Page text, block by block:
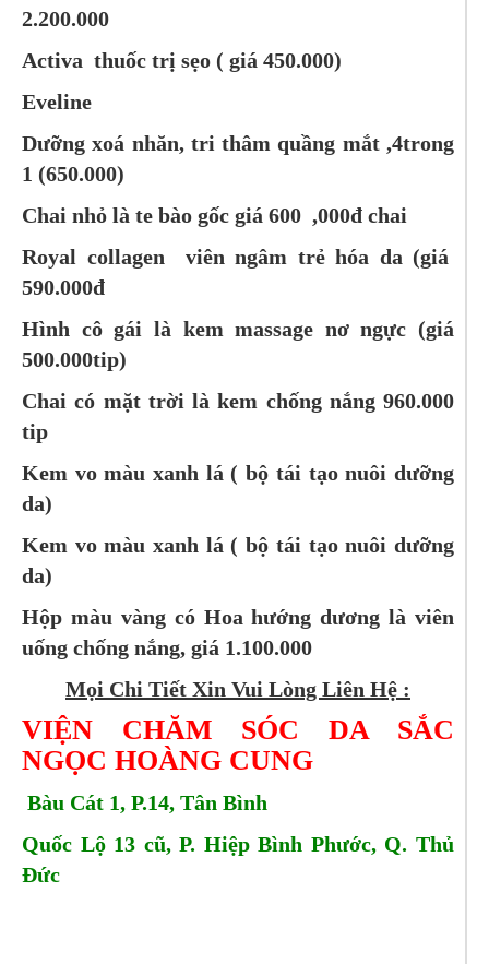
2.200.000
Activa thuốc trị sẹo ( giá 450.000)
Eveline
Dưỡng xoá nhăn, tri thâm quầng mắt ,4trong
1 (650.000)
Chai nhỏ là te bào gốc giá 600 ,000đ chai
Royal collagen viên ngâm trẻ hóa da (giá
590.000đ
Hình cô gái là kem massage nơ ngực (giá
500.000tip)
Chai có mặt trời là kem chống nắng 960.000
tip
Kem vo màu xanh lá ( bộ tái tạo nuôi dưỡng
da)
Kem vo màu xanh lá ( bộ tái tạo nuôi dưỡng
da)
Hộp màu vàng có Hoa hướng dương là viên
uống chống nắng, giá 1.100.000
Mọi Chi Tiết Xin Vui Lòng Liên Hệ :
VIỆN CHĂM SÓC DA SẮC
NGỌC HOÀNG CUNG
Bàu Cát 1, P.14, Tân Bình
Quốc Lộ 13 cũ, P. Hiệp Bình Phước, Q. Thủ
Đức